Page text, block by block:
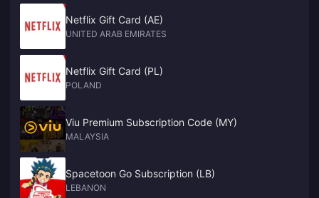
Netflix Gift Card (AE)
UNITED ARAB EMIRATES
Netflix Gift Card (PL)
POLAND
Viu Premium Subscription Code (MY)
MALAYSIA
Spacetoon Go Subscription (LB)
LEBANON